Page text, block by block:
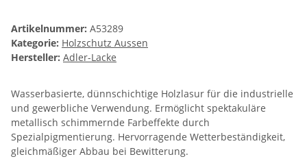
Artikelnummer: A53289
Kategorie: Holzschutz Aussen
Hersteller: Adler-Lacke
Wasserbasierte, dünnschichtige Holzlasur für die industrielle
und gewerbliche Verwendung. Ermöglicht spektakuläre
metallisch schimmernde Farbeffekte durch
Spezialpigmentierung. Hervorragende Wetterbeständigkeit,
gleichmäßiger Abbau bei Bewitterung.